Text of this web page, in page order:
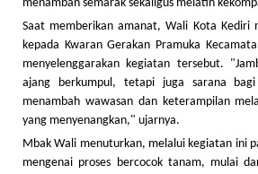
menambah semarak sekaligus melatih
Saat memberikan amanat, Wali Kota Kediri
kepada Kwaran Gerakan Pramuka
menyelenggarakan kegiatan tersebut.
ajang berkumpul, tetapi juga sarana
menambah wawasan dan keterampilan
yang menyenangkan," ujarnya.
Mbak Wali menuturkan, melalui kegiatan ini
mengenai proses bercocok tanam, mulai